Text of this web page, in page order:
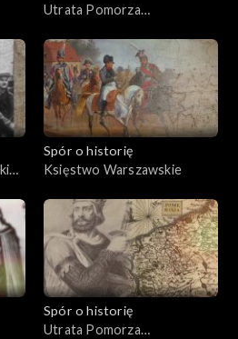
Utrata Pomorza
Spór o historię
Księstwo Warszawskie
Spór o historię
Utrata Pomorza